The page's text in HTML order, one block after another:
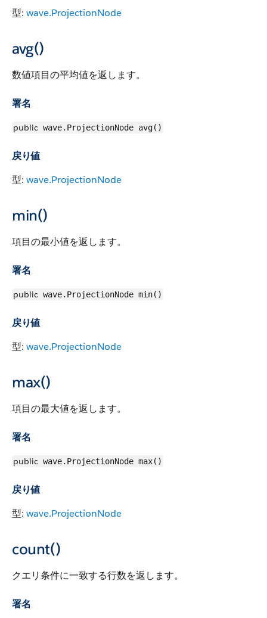
型: wave.ProjectionNode
avg()
数値項目の平均値を返します。
署名
public wave.ProjectionNode avg()
戻り値
型: wave.ProjectionNode
min()
項目の最小値を返します。
署名
public wave.ProjectionNode min()
戻り値
型: wave.ProjectionNode
max()
項目の最大値を返します。
署名
public wave.ProjectionNode max()
戻り値
型: wave.ProjectionNode
count()
クエリ条件に一致する行数を返します。
署名